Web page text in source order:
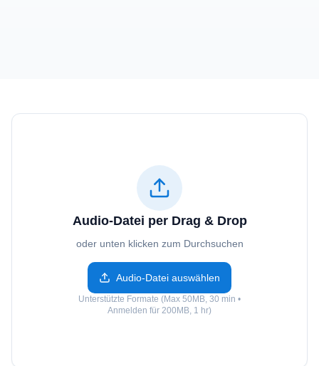
Audio-Datei per Drag & Drop
oder unten klicken zum Durchsuchen
Audio-Datei auswählen
Unterstützte Formate (Max 50MB, 30 min •
Anmelden für 200MB, 1 hr)